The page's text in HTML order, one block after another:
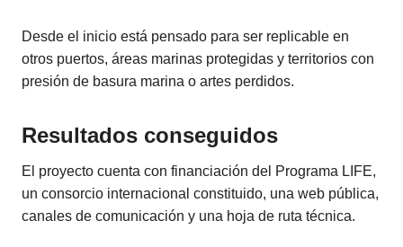
Desde el inicio está pensado para ser replicable en
otros puertos, áreas marinas protegidas y territorios con
presión de basura marina o artes perdidos.
Resultados conseguidos
El proyecto cuenta con financiación del Programa LIFE,
un consorcio internacional constituido, una web pública,
canales de comunicación y una hoja de ruta técnica.